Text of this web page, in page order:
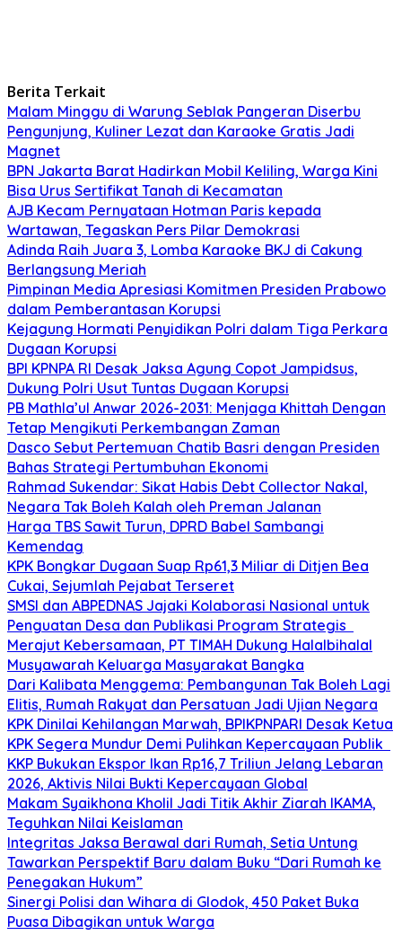
Berita Terkait
Malam Minggu di Warung Seblak Pangeran Diserbu
Pengunjung, Kuliner Lezat dan Karaoke Gratis Jadi
Magnet
BPN Jakarta Barat Hadirkan Mobil Keliling, Warga Kini
Bisa Urus Sertifikat Tanah di Kecamatan
AJB Kecam Pernyataan Hotman Paris kepada
Wartawan, Tegaskan Pers Pilar Demokrasi
Adinda Raih Juara 3, Lomba Karaoke BKJ di Cakung
Berlangsung Meriah
Pimpinan Media Apresiasi Komitmen Presiden Prabowo
dalam Pemberantasan Korupsi
Kejagung Hormati Penyidikan Polri dalam Tiga Perkara
Dugaan Korupsi
BPI KPNPA RI Desak Jaksa Agung Copot Jampidsus,
Dukung Polri Usut Tuntas Dugaan Korupsi
PB Mathla’ul Anwar 2026-2031: Menjaga Khittah Dengan
Tetap Mengikuti Perkembangan Zaman
Dasco Sebut Pertemuan Chatib Basri dengan Presiden
Bahas Strategi Pertumbuhan Ekonomi
Rahmad Sukendar: Sikat Habis Debt Collector Nakal,
Negara Tak Boleh Kalah oleh Preman Jalanan
Harga TBS Sawit Turun, DPRD Babel Sambangi
Kemendag
KPK Bongkar Dugaan Suap Rp61,3 Miliar di Ditjen Bea
Cukai, Sejumlah Pejabat Terseret
SMSI dan ABPEDNAS Jajaki Kolaborasi Nasional untuk
Penguatan Desa dan Publikasi Program Strategis
Merajut Kebersamaan, PT TIMAH Dukung Halalbihalal
Musyawarah Keluarga Masyarakat Bangka
Dari Kalibata Menggema: Pembangunan Tak Boleh Lagi
Elitis, Rumah Rakyat dan Persatuan Jadi Ujian Negara
KPK Dinilai Kehilangan Marwah, BPIKPNPARI Desak Ketua
KPK Segera Mundur Demi Pulihkan Kepercayaan Publik
KKP Bukukan Ekspor Ikan Rp16,7 Triliun Jelang Lebaran
2026, Aktivis Nilai Bukti Kepercayaan Global
Makam Syaikhona Kholil Jadi Titik Akhir Ziarah IKAMA,
Teguhkan Nilai Keislaman
Integritas Jaksa Berawal dari Rumah, Setia Untung
Tawarkan Perspektif Baru dalam Buku “Dari Rumah ke
Penegakan Hukum”
Sinergi Polisi dan Wihara di Glodok, 450 Paket Buka
Puasa Dibagikan untuk Warga